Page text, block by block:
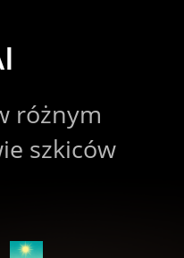
różnym
szkiców